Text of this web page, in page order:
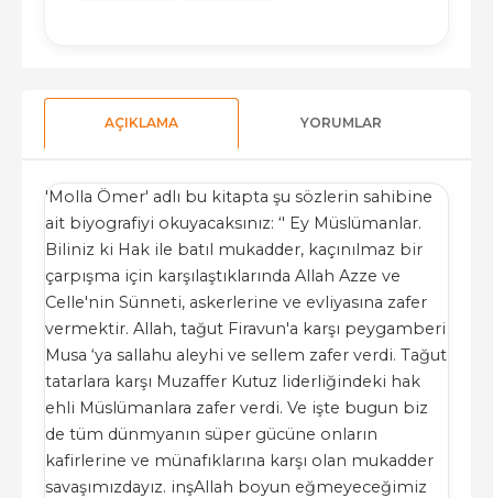
AÇIKLAMA YORUMLAR
'Molla Ömer' adlı bu kitapta şu sözlerin sahibine
ait biyografiyi okuyacaksınız: ‘' Ey Müslümanlar.
Biliniz ki Hak ile batıl mukadder, kaçınılmaz bir
çarpışma için karşılaştıklarında Allah Azze ve
Celle'nin Sünneti, askerlerine ve evliyasına zafer
vermektir. Allah, tağut Firavun'a karşı peygamberi
Musa ‘ya sallahu aleyhi ve sellem zafer verdi. Tağut
tatarlara karşı Muzaffer Kutuz liderliğindeki hak
ehli Müslümanlara zafer verdi. Ve işte bugun biz
de tüm dünmyanın süper gücüne onların
kafirlerine ve münafıklarına karşı olan mukadder
savaşımızdayız. inşAllah boyun eğmeyeceğimiz